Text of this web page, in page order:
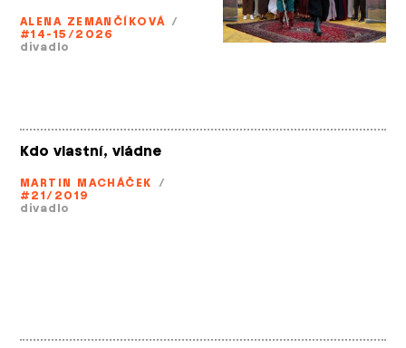
ALENA ZEMANČÍKOVÁ /
#14-15/2026
divadlo
Kdo vlastní, vládne
MARTIN MACHÁČEK /
#21/2019
divadlo